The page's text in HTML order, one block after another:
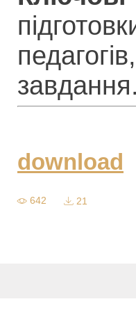
завдання.
download
642 21